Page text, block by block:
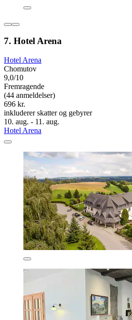
7. Hotel Arena
Hotel Arena
Chomutov
9,0/10
Fremragende
(44 anmeldelser)
696 kr.
inkluderer skatter og gebyrer
10. aug. - 11. aug.
Hotel Arena